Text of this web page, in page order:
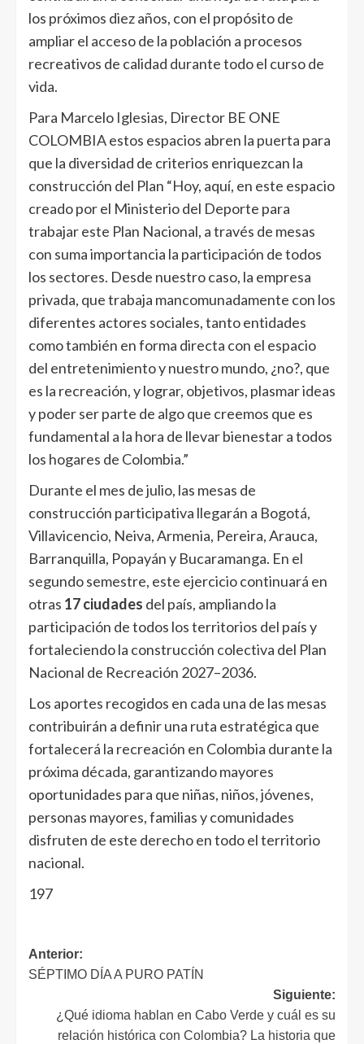
los próximos diez años, con el propósito de
ampliar el acceso de la población a procesos
recreativos de calidad durante todo el curso de
vida.
Para Marcelo Iglesias, Director BE ONE
COLOMBIA estos espacios abren la puerta para
que la diversidad de criterios enriquezcan la
construcción del Plan “Hoy, aquí, en este espacio
creado por el Ministerio del Deporte para
trabajar este Plan Nacional, a través de mesas
con suma importancia la participación de todos
los sectores. Desde nuestro caso, la empresa
privada, que trabaja mancomunadamente con los
diferentes actores sociales, tanto entidades
como también en forma directa con el espacio
del entretenimiento y nuestro mundo, ¿no?, que
es la recreación, y lograr, objetivos, plasmar ideas
y poder ser parte de algo que creemos que es
fundamental a la hora de llevar bienestar a todos
los hogares de Colombia.”
Durante el mes de julio, las mesas de
construcción participativa llegarán a Bogotá,
Villavicencio, Neiva, Armenia, Pereira, Arauca,
Barranquilla, Popayán y Bucaramanga. En el
segundo semestre, este ejercicio continuará en
otras 17 ciudades del país, ampliando la
participación de todos los territorios del país y
fortaleciendo la construcción colectiva del Plan
Nacional de Recreación 2027–2036.
Los aportes recogidos en cada una de las mesas
contribuirán a definir una ruta estratégica que
fortalecerá la recreación en Colombia durante la
próxima década, garantizando mayores
oportunidades para que niñas, niños, jóvenes,
personas mayores, familias y comunidades
disfruten de este derecho en todo el territorio
nacional.
197
Anterior:
SÉPTIMO DÍA A PURO PATÍN
Siguiente:
¿Qué idioma hablan en Cabo Verde y cuál es su
relación histórica con Colombia? La historia que